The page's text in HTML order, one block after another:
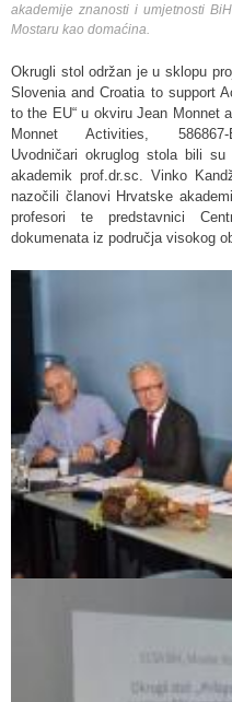
akademije znanosti i umjetnosti
Mostaru kao domaćina.
Okrugli stol održan je u sklopu
Slovenia and Croatia to support
to the EU“ u okviru Jean Monnet
Monnet Activities, 586867-
Uvodničari okruglog stola bili
akademik prof.dr.sc. Vinko
nazočili članovi Hrvatske
profesori te predstavnici
dokumenata iz područja visokog